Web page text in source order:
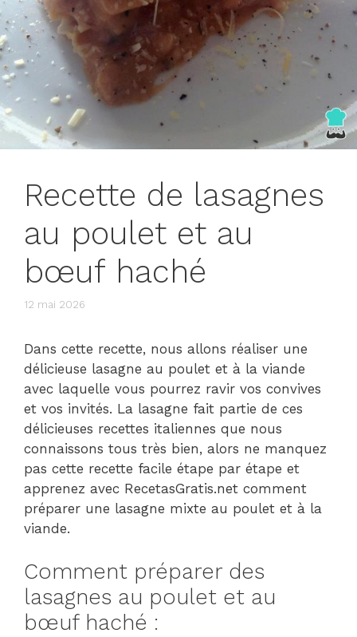
Recette de lasagnes
au poulet et au
bœuf haché
12 mai 2026
Dans cette recette, nous allons réaliser une
délicieuse lasagne au poulet et à la viande
avec laquelle vous pourrez ravir vos convives
et vos invités. La lasagne fait partie de ces
délicieuses recettes italiennes que nous
connaissons tous très bien, alors ne manquez
pas cette recette facile étape par étape et
apprenez avec RecetasGratis.net comment
préparer une lasagne mixte au poulet et à la
viande.
Comment préparer des
lasagnes au poulet et au
bœuf haché :